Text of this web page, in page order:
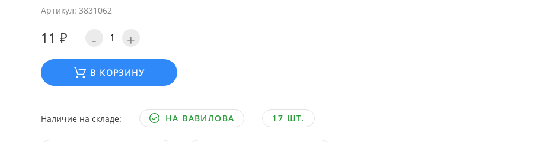
Артикул: 3831062
11 ₽ - +
В КОРЗИНУ
Наличие на складе: НА ВАВИЛОВА 17 ШТ.